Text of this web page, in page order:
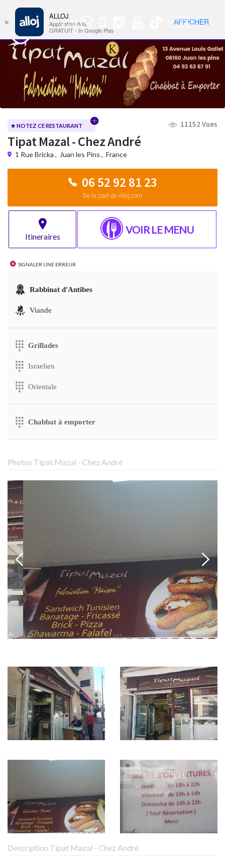
Groupe
WhatsApp
🇺🇸 Nav
★ NOTEZ CE RESTAURANT 11152 Vues
Tipat Mazal - Chez André
1 Rue Bricka , Juan les Pins , France
06 52 92 81 23
De la part de Alloj.com
Itineraires
VOIR LE MENU
Signaler une erreur
Rabbinat d'Antibes
Viande
Grillades
Israelien
Orientale
Chabbat à emporter
Photos Tipat Mazal - Chez André
Description Tipat Mazal - Chez André
×
ALLOJ
Application Alloj
GRATUIT - In Google Play
AFFICHER